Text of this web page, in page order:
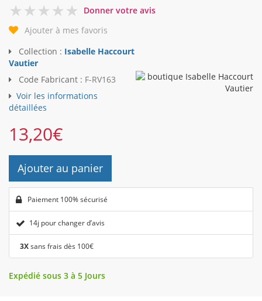
0
Donner votre avis
Ajouter à mes favoris
Collection : Isabelle Haccourt
Vautier
Code Fabricant : F-RV163
Voir les informations
détaillées
13,20€
Ajouter au panier
Paiement 100% sécurisé
14j pour changer d’avis
3Xsans frais dès 100€
Expédié sous 3 à 5 Jours